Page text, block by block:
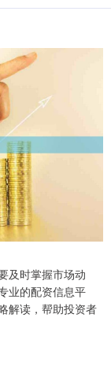
及时掌握市场动
业的配资信息平
解读，帮助投资者